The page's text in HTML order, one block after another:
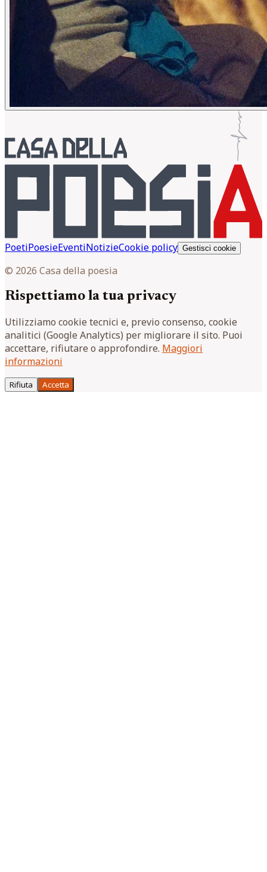
PoetiPoesieEventiNotizieCookie policy Gestisci cookie
© 2026 Casa della poesia
Rispettiamo la tua privacy
Utilizziamo cookie tecnici e, previo consenso, cookie
analitici (Google Analytics) per migliorare il sito. Puoi
accettare, rifiutare o approfondire. Maggiori
informazioni
Rifiuta Accetta